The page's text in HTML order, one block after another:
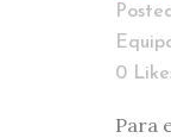
0
Para